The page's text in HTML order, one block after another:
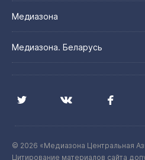
Медиазона
Медиазона. Беларусь
© 2026 «Медиазона Центральная
Цитирование материалов сайта